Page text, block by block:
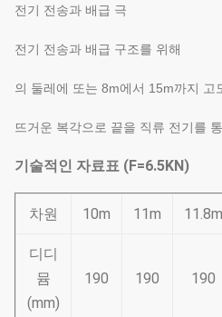
전기 전송과 배급 극
전기 전송과 배급 구조를 위해
의 둘레에 또는 8m에서 15m까지 고
뜨거운 복각으로 끝을 직류 전기를
기술적인 자료표 (F=6.5KN)
차원 10m 11m 11.8m
디디
뮴
(mm)
190 190 190